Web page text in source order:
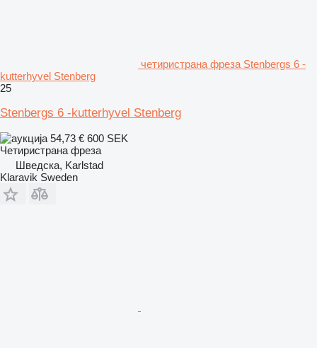
четиристрана фреза Stenbergs 6 -
kutterhyvel Stenberg
25
Stenbergs 6 -kutterhyvel Stenberg
54,73 € 600 SEK
Четиристрана фреза
Шведска, Karlstad
Klaravik Sweden